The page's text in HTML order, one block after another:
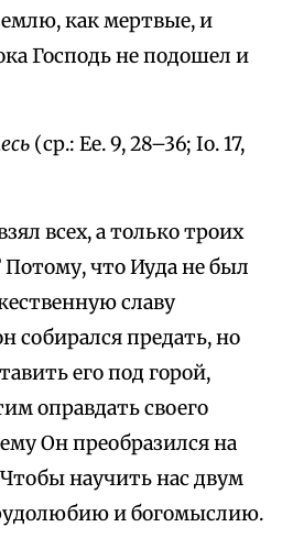
как мертвые, и
Господь не подошел и
(ср.: Ee. 9, 28–36; Io. 17,
всех, а только троих
Потому, что Иуда не был
славу
собирался предать, но
его под горой,
оправдать своего
Он преобразился на
Чтобы научить нас двум
и богомыслию.